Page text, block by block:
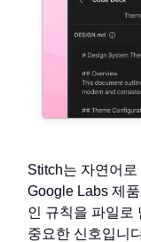
Stitch는 자연어
Google Labs 제
인 규칙을 파일로
중요한 신호입니